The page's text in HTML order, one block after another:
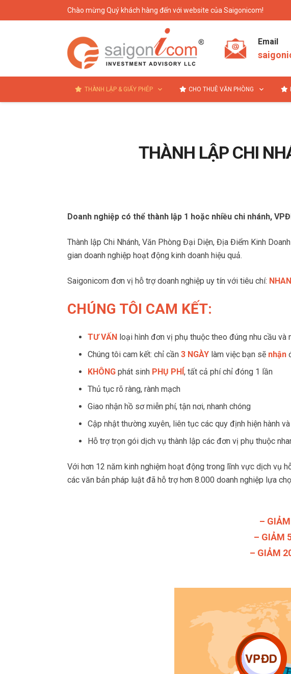
Chào mừng Quý khách hàng đến với website của Saigonicom!
Email
THÀNH LẬP & GIẤY PHÉP CHO THUÊ VĂN PHÒNG
THÀNH LẬP CHI
Doanh nghiệp có thể thành lập 1 hoặc nhiều chi nhánh,
Thành lập Chi Nhánh, Văn Phòng Đại Diện, Địa Điểm Kinh
gian doanh nghiệp hoạt động kinh doanh hiệu quả.
Saigonicom đơn vị hỗ trợ doanh nghiệp uy tín với tiêu chí:
CHÚNG TÔI CAM KẾT:
TƯ VẤN loại hình đơn vị phụ thuộc theo đúng nhu cầu và
Chúng tôi cam kết: chỉ cần 3 NGÀY làm việc bạn sẽ nhận
KHÔNG phát sinh PHỤ PHÍ, tất cả phí chỉ đóng 1 lần
Thủ tục rõ ràng, rành mạch
Giao nhận hồ sơ miễn phí, tận nơi, nhanh chóng
Cập nhật thường xuyên, liên tục các quy định hiện hành
Hỗ trợ trọn gói dịch vụ thành lập các đơn vị phụ thuộc
Với hơn 12 năm kinh nghiệm hoạt động trong lĩnh vực dịch vụ
các văn bản pháp luật đã hỗ trợ hơn 8.000 doanh nghiệp lựa
–
– GIẢM
– GIẢM